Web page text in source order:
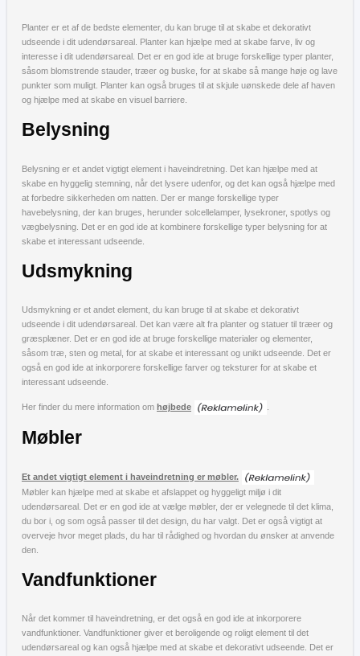
Planter er et af de bedste elementer, du kan bruge til at skabe et dekorativt
udseende i dit udendørsareal. Planter kan hjælpe med at skabe farve, liv og
interesse i dit udendørsareal. Det er en god ide at bruge forskellige typer planter,
såsom blomstrende stauder, træer og buske, for at skabe så mange høje og lave
punkter som muligt. Planter kan også bruges til at skjule uønskede dele af haven
og hjælpe med at skabe en visuel barriere.
Belysning
Belysning er et andet vigtigt element i haveindretning. Det kan hjælpe med at
skabe en hyggelig stemning, når det lysere udenfor, og det kan også hjælpe med
at forbedre sikkerheden om natten. Der er mange forskellige typer
havebelysning, der kan bruges, herunder solcellelamper, lysekroner, spotlys og
vægbelysning. Det er en god ide at kombinere forskellige typer belysning for at
skabe et interessant udseende.
Udsmykning
Udsmykning er et andet element, du kan bruge til at skabe et dekorativt
udseende i dit udendørsareal. Det kan være alt fra planter og statuer til træer og
græsplæner. Det er en god ide at bruge forskellige materialer og elementer,
såsom træ, sten og metal, for at skabe et interessant og unikt udseende. Det er
også en god ide at inkorporere forskellige farver og teksturer for at skabe et
interessant udseende.
Her finder du mere information om højbede
Møbler
Et andet vigtigt element i haveindretning er møbler.
Møbler kan hjælpe med at skabe et afslappet og hyggeligt miljø i dit
udendørsareal. Det er en god ide at vælge møbler, der er velegnede til det klima,
du bor i, og som også passer til det design, du har valgt. Det er også vigtigt at
overveje hvor meget plads, du har til rådighed og hvordan du ønsker at anvende
den.
Vandfunktioner
Når det kommer til haveindretning, er det også en god ide at inkorporere
vandfunktioner. Vandfunktioner giver et beroligende og roligt element til det
udendørsareal og kan også hjælpe med at skabe et dekorativt udseende. Det er